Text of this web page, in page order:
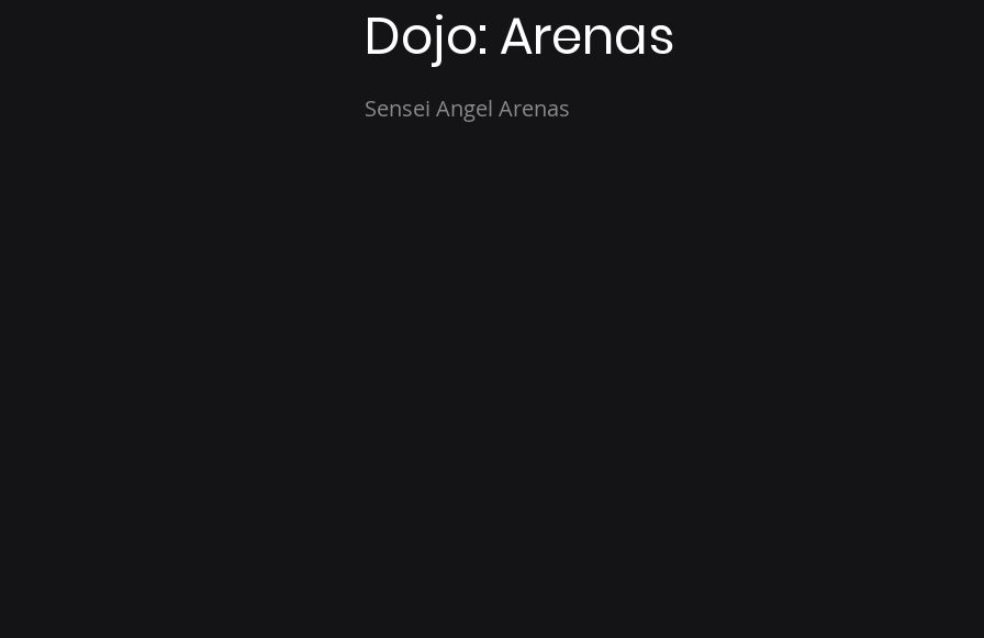
Dojo: Arenas
Sensei Angel Arenas